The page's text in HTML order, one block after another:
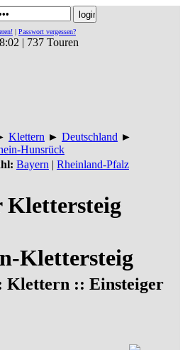
| Passwort vergessen?
| 737 Touren
Klettern ► Deutschland ►
Hunsrück
Bayern | Rheinland-Pfalz
Klettersteig
Klettersteig
Klettern :: Einsteiger